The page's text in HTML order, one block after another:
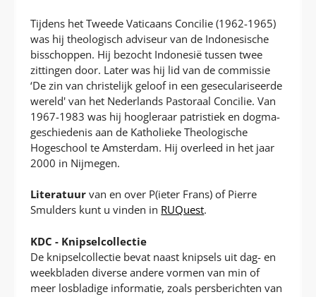
Tijdens het Tweede Vaticaans Concilie (1962-1965)
was hij theologisch adviseur van de Indonesische
bisschoppen. Hij bezocht Indonesië tussen twee
zittingen door. Later was hij lid van de commissie
‘De zin van christelijk geloof in een geseculariseerde
wereld' van het Nederlands Pastoraal Concilie. Van
1967-1983 was hij hoogleraar patristiek en dogma-
geschiedenis aan de Katholieke Theologische
Hogeschool te Amsterdam. Hij overleed in het jaar
2000 in Nijmegen.
Literatuur van en over P(ieter Frans) of Pierre
Smulders kunt u vinden in RUQuest.
KDC - Knipselcollectie
De knipselcollectie bevat naast knipsels uit dag- en
weekbladen diverse andere vormen van min of
meer losbladige informatie, zoals persberichten van